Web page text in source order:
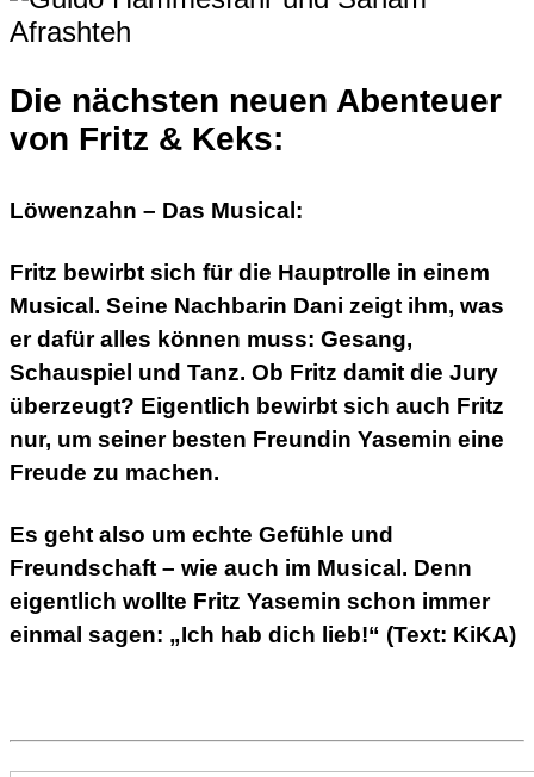
Die nächsten neuen Abenteuer
von Fritz & Keks:
Löwenzahn – Das Musical:
Fritz bewirbt sich für die Hauptrolle in einem
Musical. Seine Nachbarin Dani zeigt ihm, was
er dafür alles können muss: Gesang,
Schauspiel und Tanz. Ob Fritz damit die Jury
überzeugt? Eigentlich bewirbt sich auch Fritz
nur, um seiner besten Freundin Yasemin eine
Freude zu machen.
Es geht also um echte Gefühle und
Freundschaft – wie auch im Musical. Denn
eigentlich wollte Fritz Yasemin schon immer
einmal sagen: „Ich hab dich lieb!“ (Text: KiKA)